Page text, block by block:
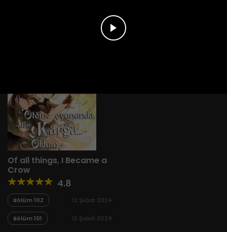
Of all things, I Became a
Crow
4.8
Bölüm 102 12 Şubat 2024
Bölüm 101 12 Şubat 2024